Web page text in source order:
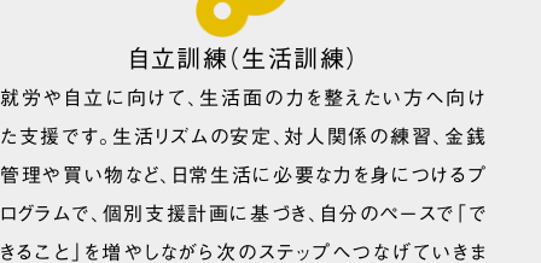
自立訓練（生活訓練）
就労や自立に向けて、生活面の力を整えたい方へ向け
た支援です。生活リズムの安定、対人関係の練習、金銭
管理や買い物など、日常生活に必要な力を身につけるプ
ログラムで、個別支援計画に基づき、自分のペースで「で
きること」を増やしながら次のステップへつなげていきま